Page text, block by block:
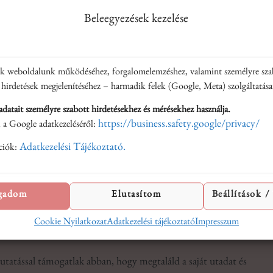
Beleegyezések kezelése
weboldalunk működéséhez, forgalomelemzéshez, valamint személyre
megjelenítéséhez – harmadik felek (Google, Meta)
személyre szabott hirdetésekhez és mérésekhez használja.
Google adatkezeléséről: https://business.safety.google/privacy/
Adatkezelési Tájékoztató.
Elutasítom Beállítások /
Cookie NyilatkozatAdatkezelési tájékoztatóImpresszum
hogy mindannyian képesek vagyunk meggyógyítani
és azegyéni családállítás Budapestenkülönösen keresett
blokkokat , amelyek akadályozzák a testi és lelki egyensúlyukat, és
az alapja a teljes életnek, és munkámmal igyekszem
lenni?
támogatlak abban, hogy megtaláld a saját utadat és